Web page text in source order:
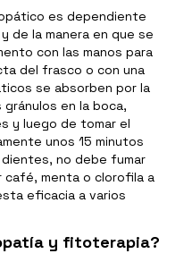
es dependiente
de la manera en que se
con las manos para
del frasco o con una
se absorben por la
en la boca,
y luego de tomar el
unos 15 minutos
no debe fumar
café, menta o clorofila a
eficacia a varios
y fitoterapia?